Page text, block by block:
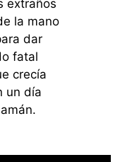
extraños
la mano
dar
fatal
crecía
un día